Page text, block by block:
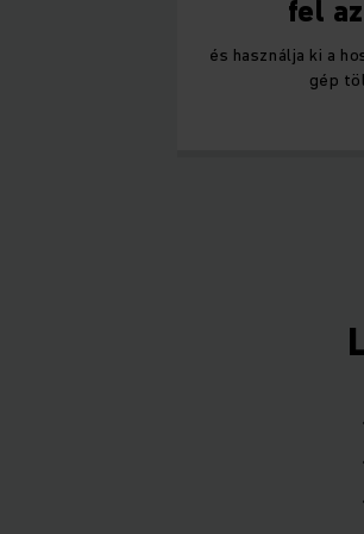
fel
és használja ki a
gép